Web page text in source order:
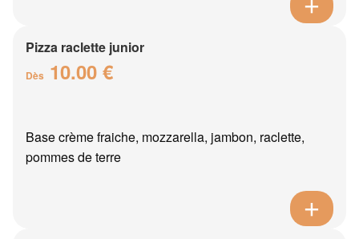
Pizza raclette junior
Dès 10.00 €
Base crème fraiche, mozzarella, jambon, raclette,
pommes de terre